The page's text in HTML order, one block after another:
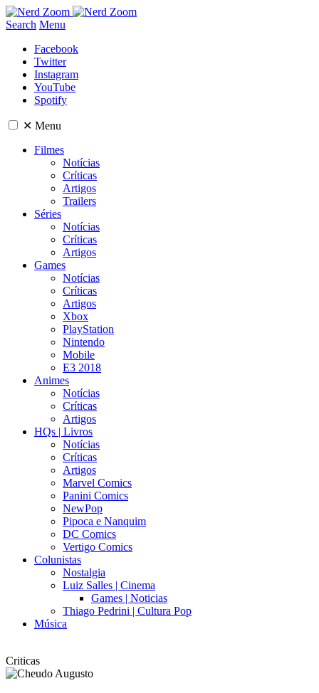
Search Menu
Facebook
Twitter
Instagram
YouTube
Spotify
✕ Menu
Filmes
Notícias
Críticas
Artigos
Trailers
Séries
Notícias
Críticas
Artigos
Games
Notícias
Críticas
Artigos
Xbox
PlayStation
Nintendo
Mobile
E3 2018
Animes
Notícias
Críticas
Artigos
HQs | Livros
Notícias
Críticas
Artigos
Marvel Comics
Panini Comics
NewPop
Pipoca e Nanquim
DC Comics
Vertigo Comics
Colunistas
Nostalgia
Luiz Salles | Cinema
Games | Noticias
Thiago Pedrini | Cultura Pop
Música
Criticas